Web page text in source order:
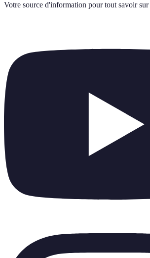
Votre source d'information pour tout savoir sur